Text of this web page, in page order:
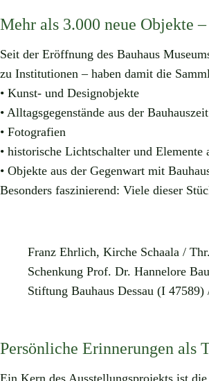
Mehr als 3.000 neue Objekte
Seit der Eröffnung des Bauhaus
zu Institutionen – haben damit die
• Kunst- und Designobjekte
• Alltagsgegenstände aus der Bauhauszeit
• Fotografien
• historische Lichtschalter und Elemente
• Objekte aus der Gegenwart mit
Besonders faszinierend: Viele dieser
Franz Ehrlich, Kirche Schaala /
Schenkung Prof. Dr. Hannelore
Stiftung Bauhaus Dessau (I
Persönliche Erinnerungen als
Ein Kern des Ausstellungsprojekts ist